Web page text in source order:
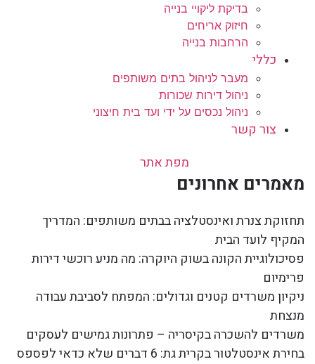
בדיקת ליקויי בנייה
חיזוק אריחים
הרחבות בנייה
כללי
מעבר לניהול בתים משותפים
ניהול דירות שכורות
ניהול נכסים על ידי ועד בית חיצוני
צור קשר
מפת אתר
מאמרים אחרונים
תחזוקת צנרת ואינסטלציה בבתים משותפים: המדריך
המקיף לועד הבית
פסיכולוגיית הקונה בשוק היוקרה: מה מניע רוכשי דירות
פרימיום
ניקיון משרדים קטנים וגדולים: המפתח לסביבת עבודה
מנצחת
משרדים להשכרה בקיסריה – פתרונות גמישים לעסקים
בחירת אינסטלטור בקרית גת: 6 דברים שלא כדאי לפספס